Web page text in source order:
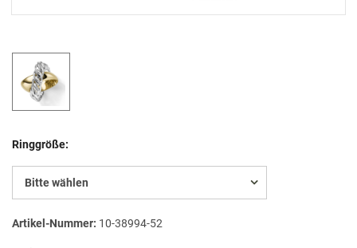
Ringgröße:
Bitte wählen
Artikel-Nummer: 10-38994-52